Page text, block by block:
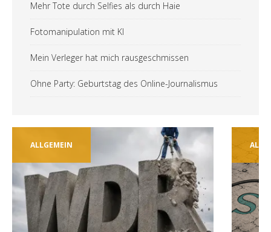
Mehr Tote durch Selfies als durch Haie
Fotomanipulation mit KI
Mein Verleger hat mich rausgeschmissen
Ohne Party: Geburtstag des Online-Journalismus
ALLGEMEIN